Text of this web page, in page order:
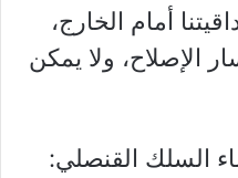
أمام الخارج،
الإصلاح، ولا يمكن
السلك القنصلي: